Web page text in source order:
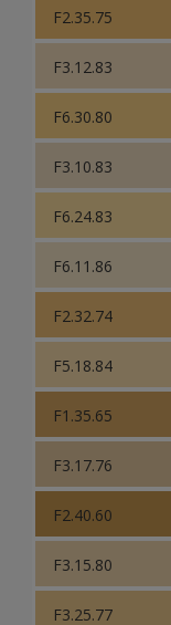
F2.35.75
F3.12.83
F6.30.80
F3.10.83
F6.24.83
F6.11.86
F2.32.74
F5.18.84
F1.35.65
F3.17.76
F2.40.60
F3.15.80
F3.25.77